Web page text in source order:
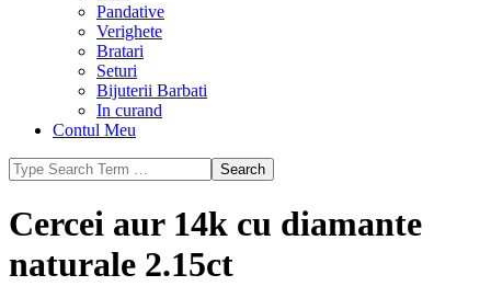
Pandative
Verighete
Bratari
Seturi
Bijuterii Barbati
In curand
Contul Meu
Search
Cercei aur 14k cu diamante
naturale 2.15ct